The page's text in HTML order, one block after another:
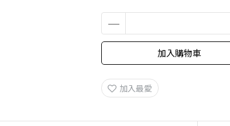
加入購物車
加入最愛